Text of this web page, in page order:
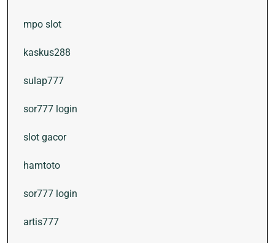
mpo slot
kaskus288
sulap777
sor777 login
slot gacor
hamtoto
sor777 login
artis777